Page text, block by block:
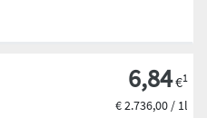
6,84€1
€ 2.736,00 / 1l